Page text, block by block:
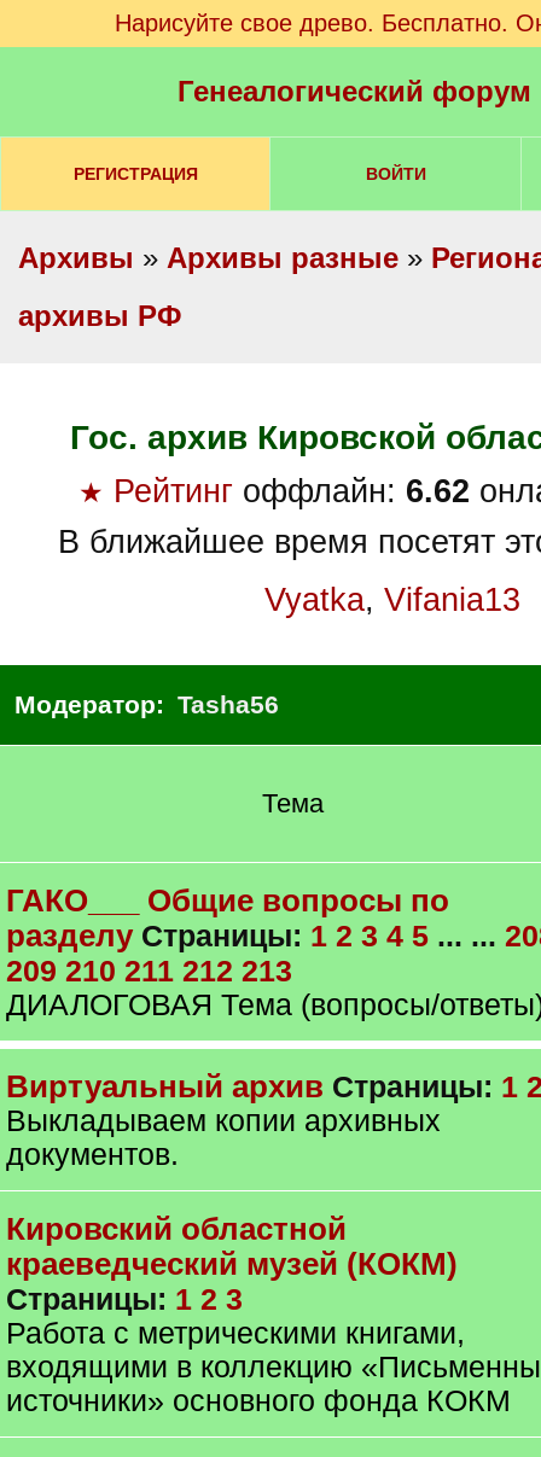
Нарисуйте свое древо. Бесплатно.
Генеалогический
РЕГИСТРАЦИЯ ВОЙТИ
Архивы » Архивы разные »
архивы РФ
Гос. архив Кировской
★ Рейтинг оффлайн: 6.62
В ближайшее время посетят
Vyatka, Vifania13
Модератор: Tasha56
Тема
ГАКО___ Общие вопросы по
разделу Страницы: 1 2 3 4 5 ... ...
209 210 211 212 213
ДИАЛОГОВАЯ Тема (вопросы/
Виртуальный архив Страницы: 1
Выкладываем копии архивных
документов.
Кировский областной
краеведческий музей (КОКМ)
Страницы: 1 2 3
Работа с метрическими книгами,
входящими в коллекцию
источники» основного фонда КОКМ